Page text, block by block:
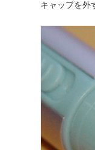
キャップを外